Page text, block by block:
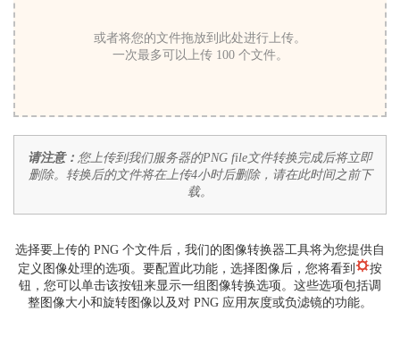
或者将您的文件拖放到此处进行上传。
一次最多可以上传 100 个文件。
请注意： 您上传到我们服务器的PNG file文件转换完成后将立即
删除。转换后的文件将在上传4小时后删除，请在此时间之前下
载。
选择要上传的 PNG 个文件后，我们的图像转换器工具将为您提供自
定义图像处理的选项。要配置此功能，选择图像后，您将看到
按
钮，您可以单击该按钮来显示一组图像转换选项。这些选项包括调
整图像大小和旋转图像以及对 PNG 应用灰度或负滤镜的功能。